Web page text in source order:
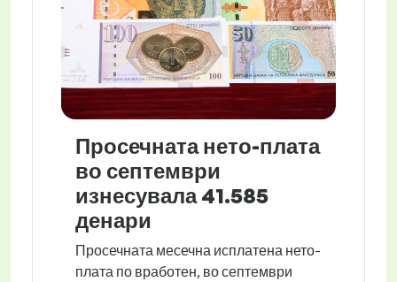
Просечната нето-плата
во септември
изнесувала 41.585
денари
Просечната месечна исплатена нето-
плата по вработен, во септември